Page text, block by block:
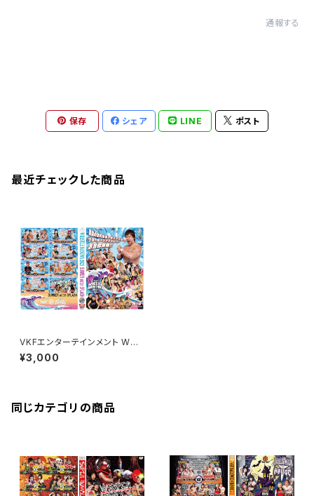
通報する
保存 シェア LINE ポスト
最近チェックした商品
VKFエンターテインメント WRE
STLE NANIWA 2025 18周年
大会 SUMMER water SPLAS
¥3,000
同じカテゴリの商品